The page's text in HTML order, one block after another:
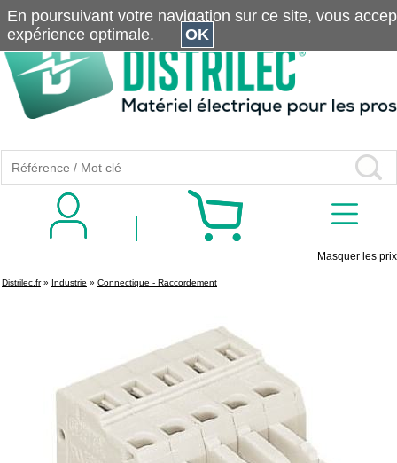
Masquer les prix
Distrilec.fr» Industrie » Connectique - Raccordement
En poursuivant votre navigation sur ce site, vous
expérience optimale.
OK